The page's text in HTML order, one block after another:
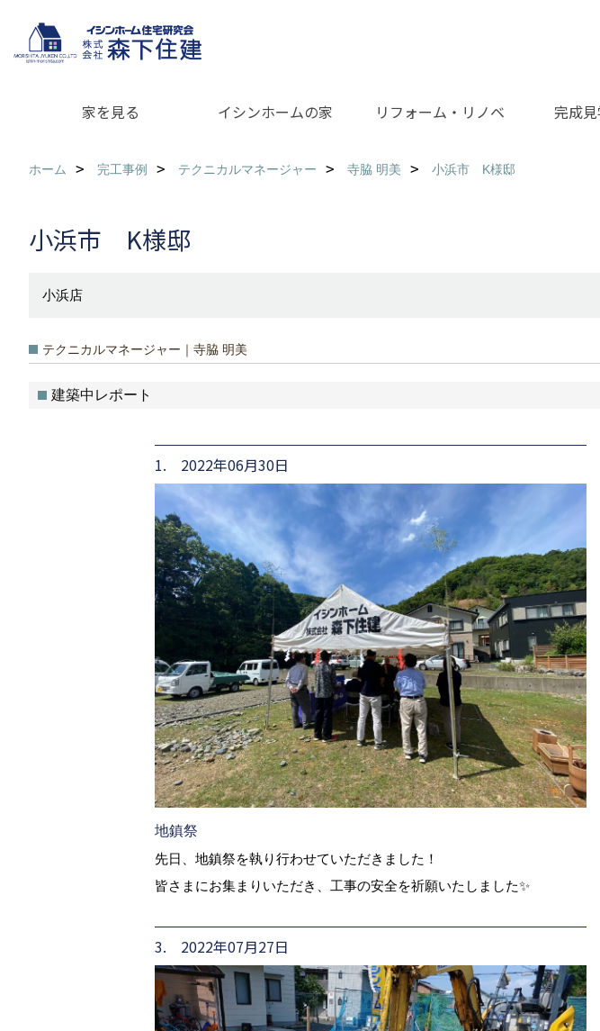
家を見る イシンホームの家 リフォーム・リノベ 完成
ホーム 完工事例 テクニカルマネージャー 寺脇 明美 小浜市 K様邸
小浜市 K様邸
小浜店
テクニカルマネージャー｜寺脇 明美
建築中レポート
1. 2022年06月30日
地鎮祭
先日、地鎮祭を執り行わせていただきました！
皆さまにお集まりいただき、工事の安全を祈願いたしました✨
3. 2022年07月27日